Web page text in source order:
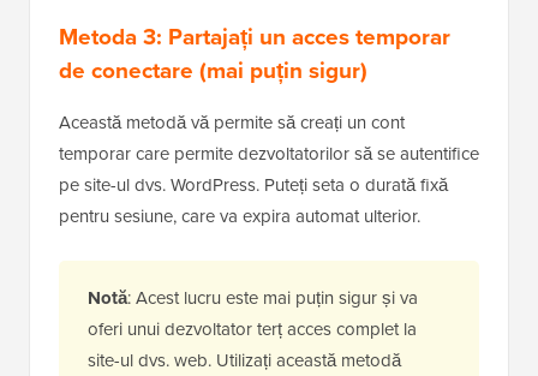
Metoda 3: Partajați un acces temporar
de conectare (mai puțin sigur)
Această metodă vă permite să creați un cont
temporar care permite dezvoltatorilor să se autentifice
pe site-ul dvs. WordPress. Puteți seta o durată fixă
pentru sesiune, care va expira automat ulterior.
Notă: Acest lucru este mai puțin sigur și va
oferi unui dezvoltator terț acces complet la
site-ul dvs. web. Utilizați această metodă